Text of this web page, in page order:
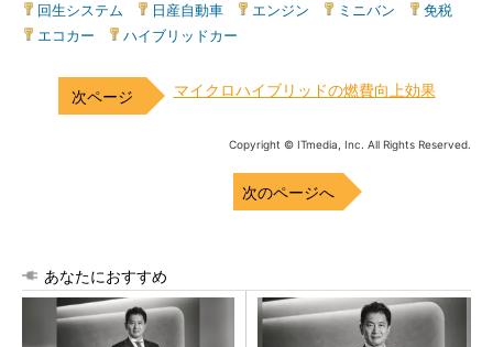
回生システム
日産自動車 エンジン ミニバン 免税
エコカー
ハイブリッドカー
マイクロハイブリッドの燃費向上効果
Copyright © ITmedia, Inc. All Rights Reserved.
次のページへ
あなたにおすすめ